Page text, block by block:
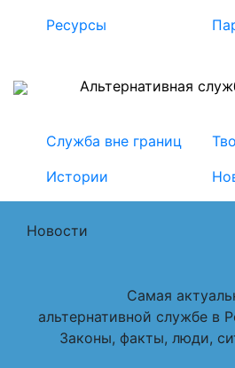
Ресурсы
Альтернативная
Служба вне границ
Истории
Новости
Самая
альтернативной службе в
Законы, факты, люди,